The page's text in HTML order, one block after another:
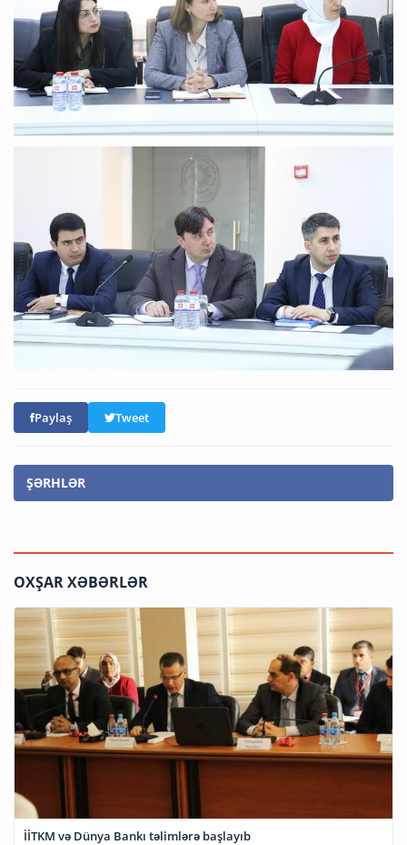
Paylaş Tweet
ŞƏRHLƏR
OXŞAR XƏBƏRLƏR
İİTKM və Dünya Bankı təlimlərə başlayıb